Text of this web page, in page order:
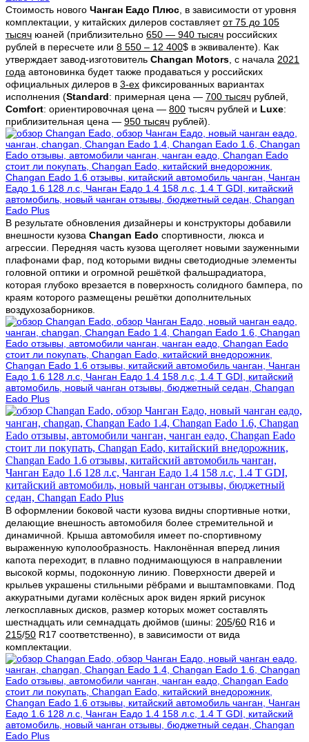
Стоимость нового Чанган Еадо Плюс , в зависимости от уровня
комплектации, у китайских дилеров составляетот 75 до 105
тысяч юаней (приблизительно 650 — 940 тысяч российских
рублей в пересчете или 8 550 – 12 400$ в эквиваленте). Как
утверждает завод-изготовитель Changan Motors , с начала 2021
года автоновинка будет также продаваться у российских
официальных дилеров в 3-ех фиксированных вариантах
исполнения (Standard: примерная цена — 700 тысяч рублей,
Comfort: ориентировочная цена — 800 тысяч рублей и Luxe:
приблизительная цена — 950 тысяч рублей).
В результате обновления дизайнеры и конструкторы добавили
внешности кузова Changan Eado спортивности, люкса и
агрессии. Передняя часть кузова щеголяет новыми зауженными
плафонами фар, под которыми видны светодиодные элементы
головной оптики и огромной решёткой фальшрадиатора,
которая глубоко врезается в поверхность солидного бампера, по
краям которого размещены решётки дополнительных
воздухозаборников.
В оформлении боковой части кузова видны спортивные нотки,
делающие внешность автомобиля более стремительной и
динамичной. Крыша автомобиля имеет по-спортивному
выраженную куполообразность. Наклонённая вперед линия
капота переходит, в плавно поднимающуюся в направлении
высокой кормы, подоконную линию. Поверхности дверей и
крыльев украшены стильными рёбрами и выштамповками. Под
аккуратными дугами колёсных арок виден яркий рисунок
легкосплавных дисков, размер которых может составлять
шестнадцать или семнадцать дюймов (шины: 205/60 R16 и
215/50 R17 соответственно), в зависимости от вида
комплектации.